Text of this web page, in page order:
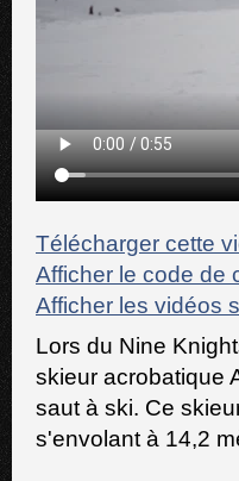
Télécharger cette
Afficher le code de
Afficher les vidéos
Lors du Nine
skieur acrobatique
saut à ski. Ce
s'envolant à 14,2